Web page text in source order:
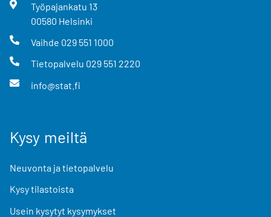
Työpajankatu 13
00580 Helsinki
Vaihde 029 551 1000
Tietopalvelu 029 551 2220
info@stat.fi
Kysy meiltä
Neuvonta ja tietopalvelu
Kysy tilastoista
Usein kysytyt kysymykset